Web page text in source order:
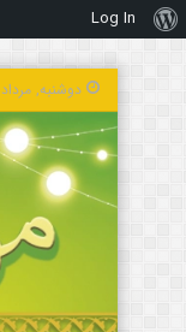
درباره
وردپرس
Log In
دوشنبه, مرداد ۱۹ ۱۴۰۵